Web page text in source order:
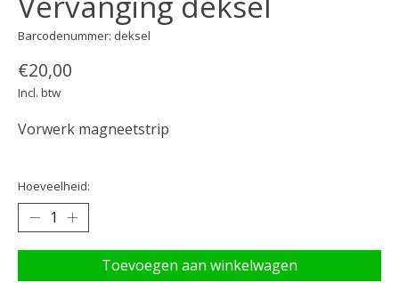
Barcodenummer: deksel
€20,00
Incl. btw
Vorwerk magneetstrip
Hoeveelheid:
Toevoegen aan winkelwagen